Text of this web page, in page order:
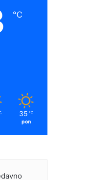
℃
35 ℃
pon